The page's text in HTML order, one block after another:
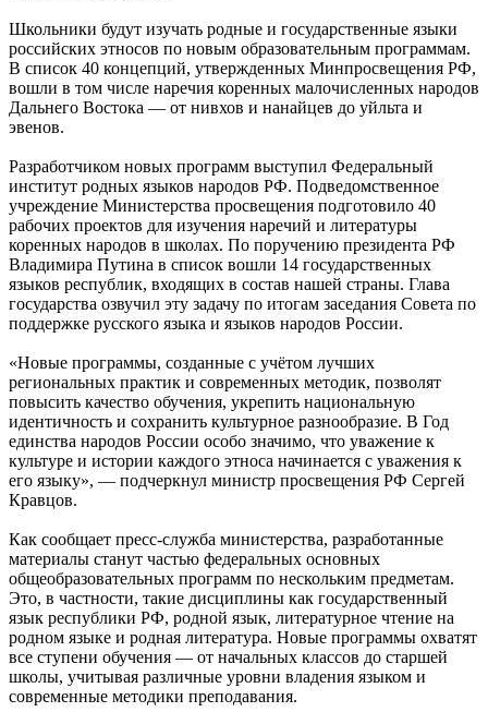
Школьники будут изучать родные и государственные языки
российских этносов по новым образовательным программам.
В список 40 концепций, утвержденных Минпросвещения РФ,
вошли в том числе наречия коренных малочисленных народов
Дальнего Востока — от нивхов и нанайцев до уйльта и
эвенов.
Разработчиком новых программ выступил Федеральный
институт родных языков народов РФ. Подведомственное
учреждение Министерства просвещения подготовило 40
рабочих проектов для изучения наречий и литературы
коренных народов в школах. По поручению президента РФ
Владимира Путина в список вошли 14 государственных
языков республик, входящих в состав нашей страны. Глава
государства озвучил эту задачу по итогам заседания Совета по
поддержке русского языка и языков народов России.
«Новые программы, созданные с учётом лучших
региональных практик и современных методик, позволят
повысить качество обучения, укрепить национальную
идентичность и сохранить культурное разнообразие. В Год
единства народов России особо значимо, что уважение к
культуре и истории каждого этноса начинается с уважения к
его языку», — подчеркнул министр просвещения РФ Сергей
Кравцов.
Как сообщает пресс-служба министерства, разработанные
материалы станут частью федеральных основных
общеобразовательных программ по нескольким предметам.
Это, в частности, такие дисциплины как государственный
язык республики РФ, родной язык, литературное чтение на
родном языке и родная литература. Новые программы охватят
все ступени обучения — от начальных классов до старшей
школы, учитывая различные уровни владения языком и
современные методики преподавания.